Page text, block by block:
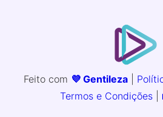
Feito com 💜 Gentileza
Termos e Condições